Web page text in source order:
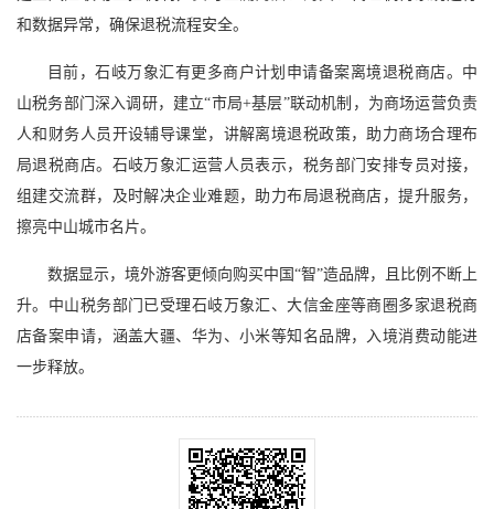
和数据异常，确保退税流程安全。
目前，石岐万象汇有更多商户计划申请备案离境退税商店。中
山税务部门深入调研，建立“市局+基层”联动机制，为商场运营负责
人和财务人员开设辅导课堂，讲解离境退税政策，助力商场合理布
局退税商店。石岐万象汇运营人员表示，税务部门安排专员对接，
组建交流群，及时解决企业难题，助力布局退税商店，提升服务，
擦亮中山城市名片。
数据显示，境外游客更倾向购买中国“智”造品牌，且比例不断上
升。中山税务部门已受理石岐万象汇、大信金座等商圈多家退税商
店备案申请，涵盖大疆、华为、小米等知名品牌，入境消费动能进
一步释放。